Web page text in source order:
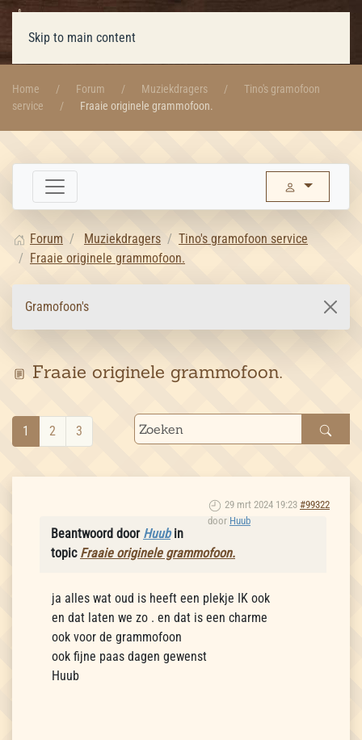
Skip to main content
Home Forum Muziekdragers
Tino's gramofoon
service
Fraaie originele grammofoon.
Forum Muziekdragers
Tino's gramofoon service
Fraaie originele grammofoon.
Gramofoon's
Fraaie originele grammofoon.
1 2 3
29 mrt 2024 19:23 #99322
door Huub
Beantwoord door Huubin
topic Fraaie originele grammofoon.
ja alles wat oud is heeft een plekje IK ook
en dat laten we zo . en dat is een charme
ook voor de grammofoon
ook fijne paas dagen gewenst
Huub